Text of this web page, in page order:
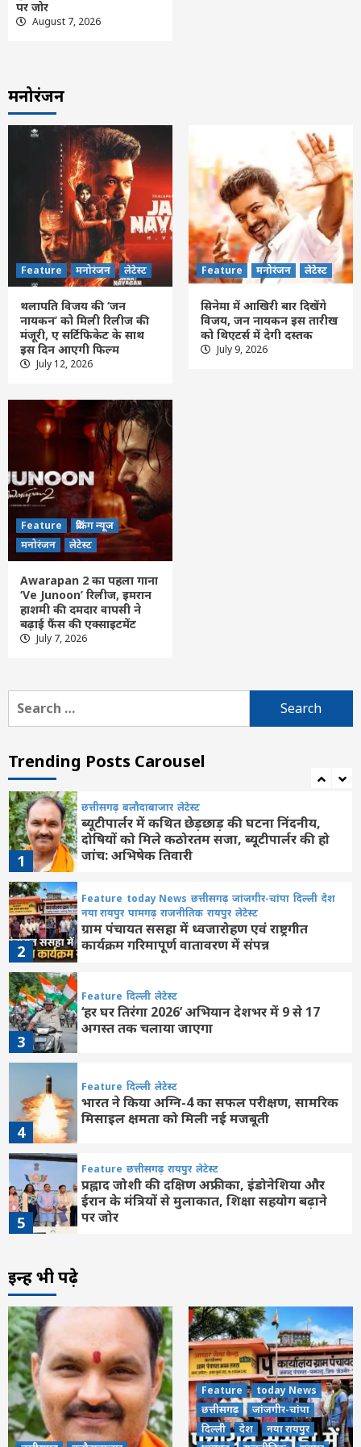
पर जोर
August 7, 2026
मनोरंजन
Feature मनोरंजन लेटेस्ट
थलापति विजय की ‘जन
नायकन’ को मिली रिलीज की
मंजूरी, ए सर्टिफिकेट के साथ
इस दिन आएगी फिल्म
July 12, 2026
Feature मनोरंजन लेटेस्ट
सिनेमा में आखिरी बार दिखेंगे
विजय, जन नायकन इस तारीख
को थिएटर्स में देगी दस्तक
July 9, 2026
Feature
ब्रेकिंग न्यूज
मनोरंजन
लेटेस्ट
Awarapan 2 का पहला गाना
‘Ve Junoon’ रिलीज, इमरान
हाशमी की दमदार वापसी ने
बढ़ाई फैंस की एक्साइटमेंट
July 7, 2026
Search
for:
Trending Posts Carousel
Feature
4
Feature दिल्ली लेटेस्ट
भारत ने किया अग्नि-4 का सफल परीक्षण, सामरिक
मिसाइल क्षमता को मिली नई मजबूती
5
Feature छत्तीसगढ़
प्रह्लाद जोशी की दक्षिण अफ्रीका, इंडोनेशिया और
पर जोर
Feature
7
Feature दिल्ली लेटेस्ट
प्रभावित, 133 राहत शिविर संचालित
1
छत्तीसगढ़ बलौदाबाजार लेटेस्ट
ब्यूटीपार्लर में कथित छेड़छाड़ की घटना निंदनीय,
दोषियों को मिले कठोरतम सजा, ब्यूटीपार्लर की हो
जांच: अभिषेक तिवारी
2
Feature today News छत्तीसगढ़ जांजगीर-चांपा दिल्ली देश
नया रायपुर पामगढ़ राजनीतिक रायपुर लेटेस्ट
ग्राम पंचायत ससहा में ध्वजारोहण एवं राष्ट्रगीत
कार्यक्रम गरिमापूर्ण वातावरण में संपन्न
3
Feature दिल्ली लेटेस्ट
‘हर घर तिरंगा 2026’ अभियान देशभर में 9 से 17
अगस्त तक चलाया जाएगा
4
Feature दिल्ली लेटेस्ट
भारत ने किया अग्नि-4 का सफल परीक्षण, सामरिक
मिसाइल क्षमता को मिली नई मजबूती
5
Feature छत्तीसगढ़ रायपुर लेटेस्ट
प्रह्लाद जोशी की दक्षिण अफ्रीका, इंडोनेशिया और
ईरान के मंत्रियों से मुलाकात, शिक्षा सहयोग बढ़ाने
पर जोर
6
7
Feature दिल्ली लेटेस्ट
असम: बाढ़ से 15 जिलों के 1.68 लाख लोग
प्रभावित, 133 राहत शिविर संचालित
छत्तीसगढ़ बलौदाबाजार लेटेस्ट
इन्हें भी पढ़े
Feature
today News
छत्तीसगढ़
जांजगीर-चांपा
दिल्ली
देश
नया रायपुर